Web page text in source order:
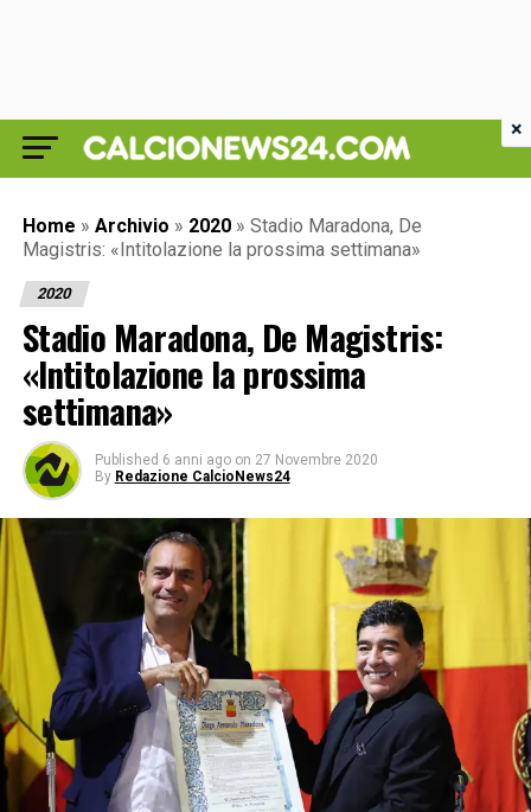
Home » Archivio » 2020 » Stadio Maradona, De
Magistris: «Intitolazione la prossima settimana»
2020
Stadio Maradona, De Magistris:
«Intitolazione la prossima
settimana»
Published 6 anni ago on 27 Novembre 2020
By Redazione CalcioNews24
×